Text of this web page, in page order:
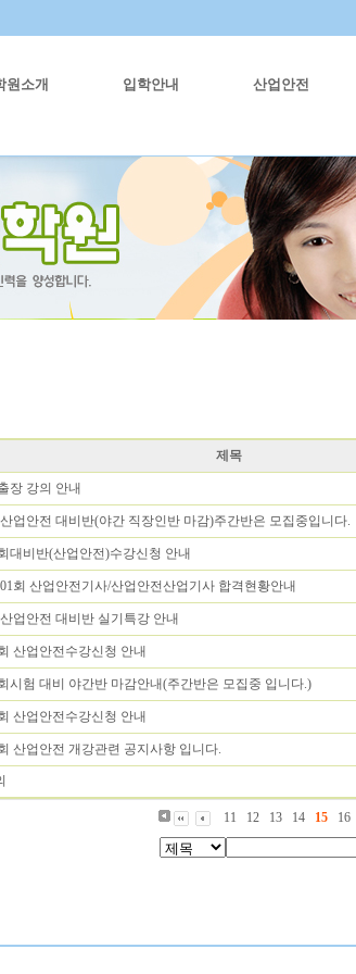
원소개 입학안내 산업안전
제목
장 강의 안내
업안전 대비반(야간 직장인반 마감)주간반은 모집중입니다.
대비반(산업안전)수강신청 안내
회 산업안전기사/산업안전산업기사 합격현황안내
업안전 대비반 실기특강 안내
산업안전수강신청 안내
시험 대비 야간반 마감안내(주간반은 모집중 입니다.)
산업안전수강신청 안내
산업안전 개강관련 공지사항 입니다.
11 12 13 14 15 16